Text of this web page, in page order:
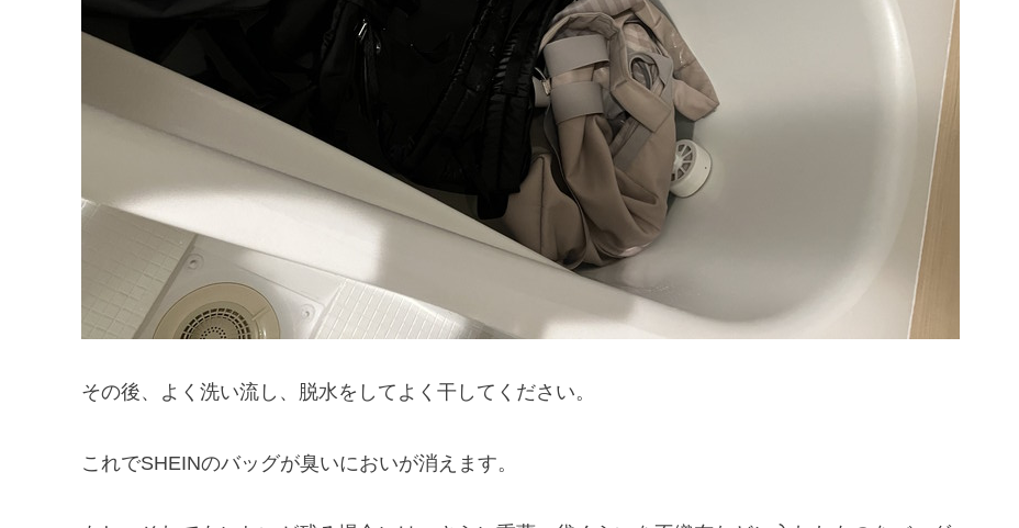
その後、よく洗い流し、脱水をしてよく干してください。
これでSHEINのバッグが臭いにおいが消えます。